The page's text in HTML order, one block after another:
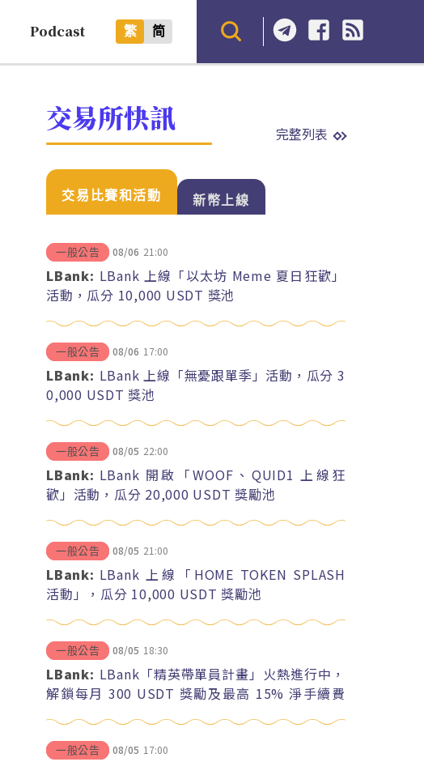
Podcast 繁 简
交易所快訊 完整列表
交易比賽和活動 新幣上線
一般公告 08/06 21:00
LBank: LBank 上線「以太坊 Meme 夏日狂歡」
活動，瓜分 10,000 USDT 獎池
一般公告 08/06 17:00
LBank: LBank 上線「無憂跟單季」活動，瓜分 3
0,000 USDT 獎池
一般公告 08/05 22:00
LBank: LBank 開啟「WOOF、QUID1 上線狂
歡」活動，瓜分 20,000 USDT 獎勵池
一般公告 08/05 21:00
LBank: LBank 上線「HOME TOKEN SPLASH
活動」，瓜分 10,000 USDT 獎勵池
一般公告 08/05 18:30
LBank: LBank「精英帶單員計畫」火熱進行中，
解鎖每月 300 USDT 獎勵及最高 15% 淨手續費
一般公告 08/05 17:00